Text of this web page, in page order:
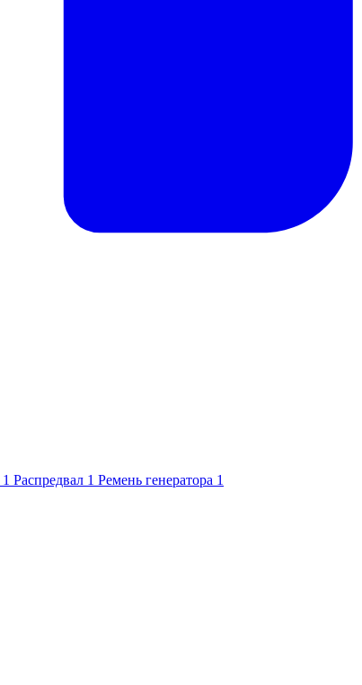
1 Распредвал 1 Ремень генератора 1